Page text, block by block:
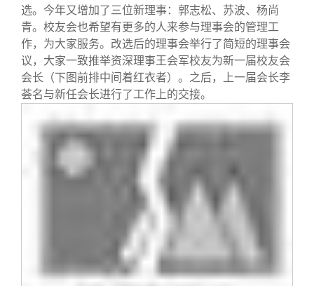
选。今年又增加了三位新理事：郭志松、苏波、杨尚
青。校友会也希望有更多的人来参与理事会的管理工
作，为大家服务。改选后的理事会举行了简短的理事会
议，大家一致推举资深理事王会军校友为新一届校友会
会长（下图前排中间着红衣者）。之后，上一届会长李
荟名与新任会长进行了工作上的交接。